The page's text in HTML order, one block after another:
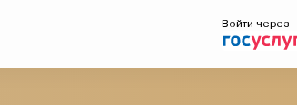
Войти через